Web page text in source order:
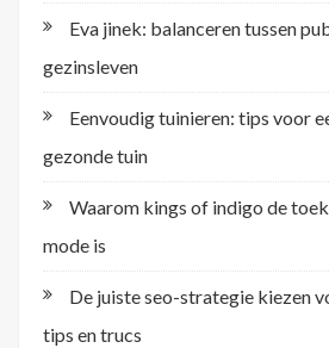
Eva jinek: balanceren tussen
gezinsleven
Eenvoudig tuinieren: tips voor
gezonde tuin
Waarom kings of indigo de
mode is
De juiste seo-strategie kiezen
tips en trucs